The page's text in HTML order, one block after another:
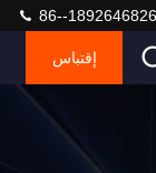
86--
إقتباس